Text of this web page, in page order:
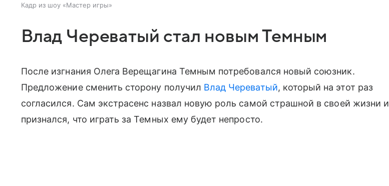
Кадр из шоу «Мастер игры»
Влад Череватый стал новым Темным
После изгнания Олега Верещагина Темным потребовался новый союзник.
Предложение сменить сторону получил Влад Череватый, который на этот раз
согласился. Сам экстрасенс назвал новую роль самой страшной в своей жизни и
признался, что играть за Темных ему будет непросто.